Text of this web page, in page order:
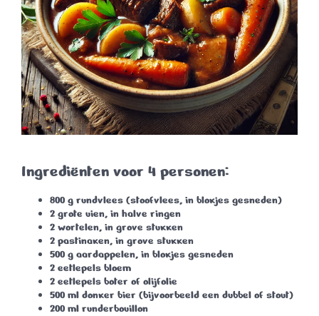
Ingrediënten voor 4 personen:
800 g rundvlees (stoofvlees, in blokjes gesneden)
2 grote uien, in halve ringen
2 wortelen, in grove stukken
2 pastinaken, in grove stukken
500 g aardappelen, in blokjes gesneden
2 eetlepels bloem
2 eetlepels boter of olijfolie
500 ml donker bier (bijvoorbeeld een dubbel of stout)
200 ml runderbouillon